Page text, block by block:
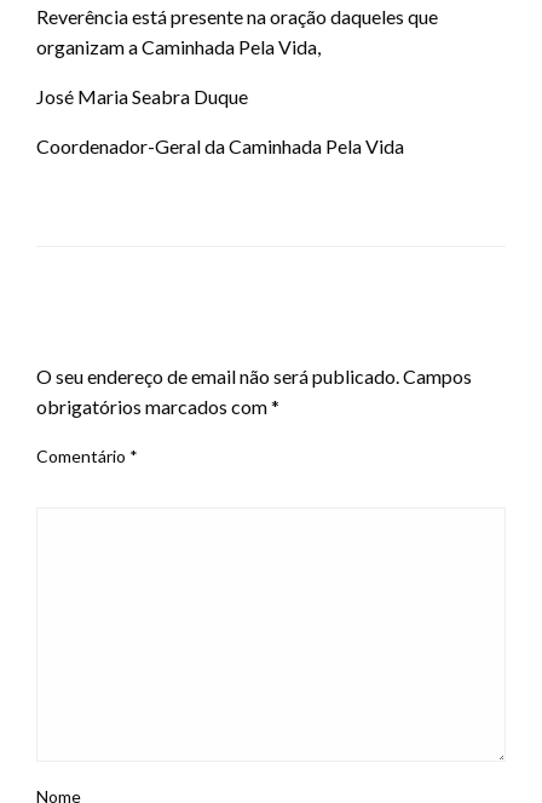
Reverência está presente na oração daqueles que
organizam a Caminhada Pela Vida,
José Maria Seabra Duque
Coordenador-Geral da Caminhada Pela Vida
O seu endereço de email não será publicado.Campos
obrigatórios marcados com*
Comentário *
Nome